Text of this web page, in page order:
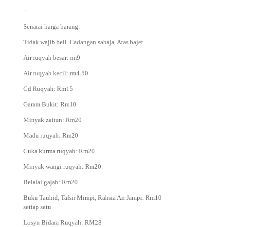
+
Senarai harga barang.
Tidak wajib beli. Cadangan sahaja. Atas bajet.
Air ruqyah besar: rm9
Air ruqyah kecil: rm4.50
Cd Ruqyah: Rm15
Garam Bukit: Rm10
Minyak zaitun: Rm20
Madu ruqyah: Rm20
Cuka kurma ruqyah: Rm20
Minyak wangi ruqyah: Rm20
Belalai gajah: Rm20
Buku Tauhid, Tafsir Mimpi, Rahsia Air Jampi: Rm10
setiap satu
Losyn Bidara Ruqyah: RM28